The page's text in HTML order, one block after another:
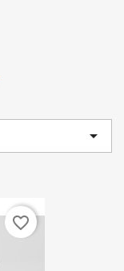

favorite_border